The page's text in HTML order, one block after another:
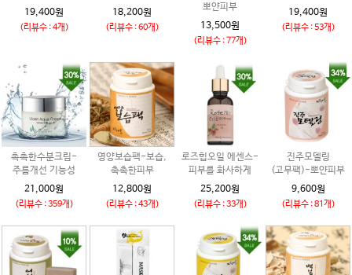
19,400원
(리뷰수 : 4개)
18,200원
(리뷰수 : 60개)
뽀얀피부
13,500원
(리뷰수 : 77개)
19,400원
(리뷰수 : 53개)
촉촉한수분크림-
주름개선 기능성
21,000원
(리뷰수 : 359개)
영양보습팩-보습,
촉촉한피부
12,800원
(리뷰수 : 43개)
로즈힙오일 에센스-
피부를 화사하게
25,200원
(리뷰수 : 33개)
진주모델링
(고무팩)-뽀얀피부
9,600원
(리뷰수 : 81개)